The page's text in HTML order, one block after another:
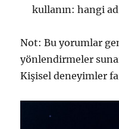
kullanın: hangi
Not: Bu yorumlar
yönlendirmeler
Kişisel deneyimler